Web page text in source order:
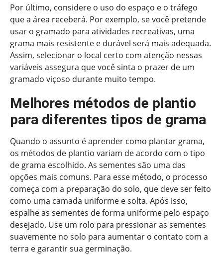
Por último, considere o uso do espaço e o tráfego
que a área receberá. Por exemplo, se você pretende
usar o gramado para atividades recreativas, uma
grama mais resistente e durável será mais adequada.
Assim, selecionar o local certo com atenção nessas
variáveis assegura que você sinta o prazer de um
gramado viçoso durante muito tempo.
Melhores métodos de plantio
para diferentes tipos de grama
Quando o assunto é aprender como plantar grama,
os métodos de plantio variam de acordo com o tipo
de grama escolhido. As sementes são uma das
opções mais comuns. Para esse método, o processo
começa com a preparação do solo, que deve ser feito
como uma camada uniforme e solta. Após isso,
espalhe as sementes de forma uniforme pelo espaço
desejado. Use um rolo para pressionar as sementes
suavemente no solo para aumentar o contato com a
terra e garantir sua germinação.